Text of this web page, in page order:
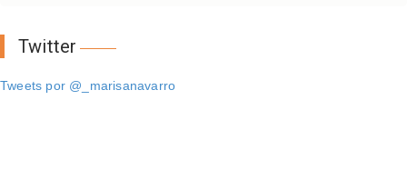
Twitter
Tweets por @_marisanavarro